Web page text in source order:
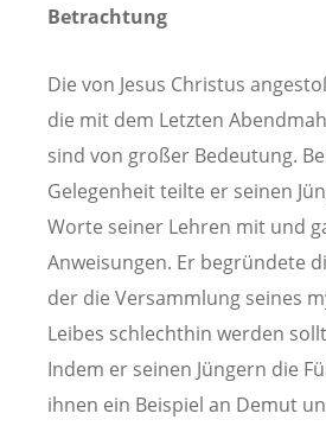
Betrachtung
Die von Jesus Christus
die mit dem Letzten
sind von großer Bedeutung.
Gelegenheit teilte er seinen
Worte seiner Lehren mit und
Anweisungen. Er begründete
der die Versammlung seines
Leibes schlechthin werden
Indem er seinen Jüngern die
ihnen ein Beispiel an Demut